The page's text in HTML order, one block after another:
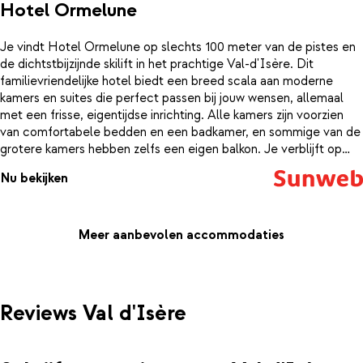
Hotel Ormelune
Je vindt Hotel Ormelune op slechts 100 meter van de pistes en
de dichtstbijzijnde skilift in het prachtige Val-d'Isère. Dit
familievriendelijke hotel biedt een breed scala aan moderne
kamers en suites die perfect passen bij jouw wensen, allemaal
met een frisse, eigentijdse inrichting. Alle kamers zijn voorzien
van comfortabele bedden en een badkamer, en sommige van de
grotere kamers hebben zelfs een eigen balkon. Je verblijft op
basis van logies en ontbijt, zodat je elke ochtend kunt genieten
van een heerlijk continentaal buffet. Na een dag op de pistes kun
beschikking. Je kunt zelfs een ontspannende massage boeken
Nu bekijken
Meer aanbevolen accommodaties
Reviews Val d'Isère